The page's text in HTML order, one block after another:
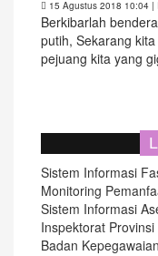
Berkibarlah
putih, Sekarang
pejuang kita yang
Sistem Informasi
Monitoring
Sistem Informasi
Inspektorat
Badan